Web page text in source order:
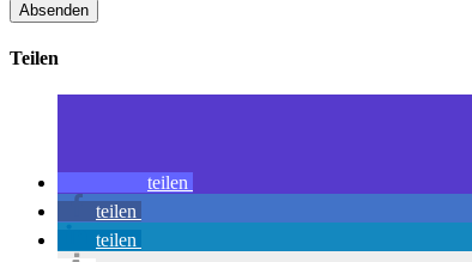
Teilen
teilen
teilen
teilen